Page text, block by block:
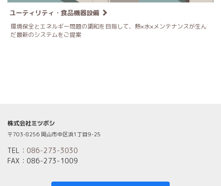
ユーティリティ・食品機器設備
環境保全とエネルギー問題の調和を目指して、熱×水×メンテナンスが生ん
だ最新のシステムをご提案
株式会社ミツボシ
〒703-8256 岡山市中区浜1丁目9-25
TEL： 086-273-3030
FAX：086-273-1009